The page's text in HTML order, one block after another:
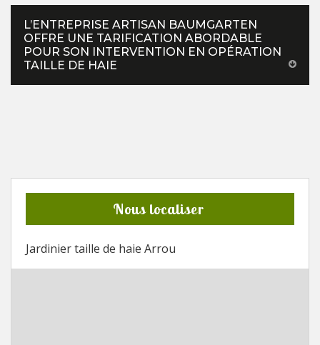
L’ENTREPRISE ARTISAN BAUMGARTEN
OFFRE UNE TARIFICATION ABORDABLE
POUR SON INTERVENTION EN OPÉRATION
TAILLE DE HAIE
Nous localiser
Jardinier taille de haie Arrou